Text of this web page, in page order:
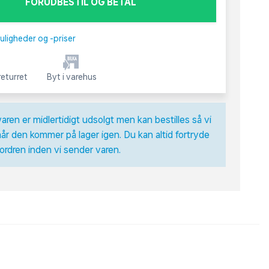
og -priser
Byt i varehus
er midlertidigt udsolgt men kan bestilles så vi
den kommer på lager igen. Du kan altid fortryde
inden vi sender varen.